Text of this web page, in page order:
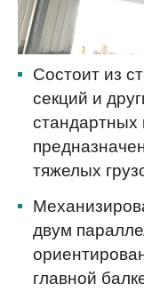
Состоит из
секций и
стандартных
тяжелых
двум
главной